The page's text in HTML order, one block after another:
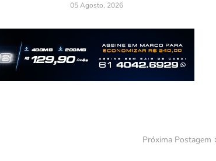
05 Agosto, 2026
Próxima Postagem